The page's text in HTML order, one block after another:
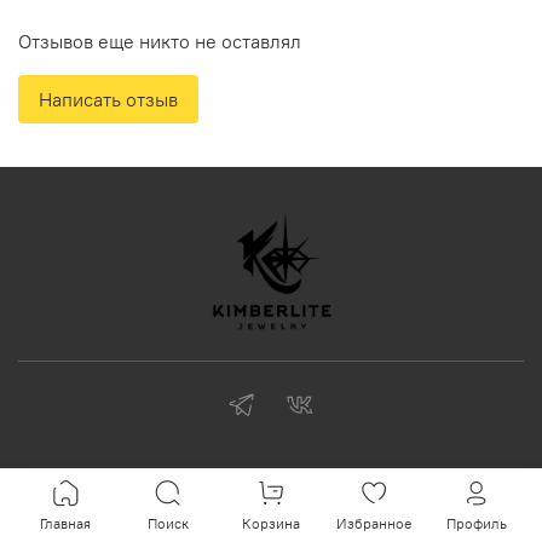
Отзывов еще никто не оставлял
Написать отзыв
Главная Поиск Корзина Избранное Профиль